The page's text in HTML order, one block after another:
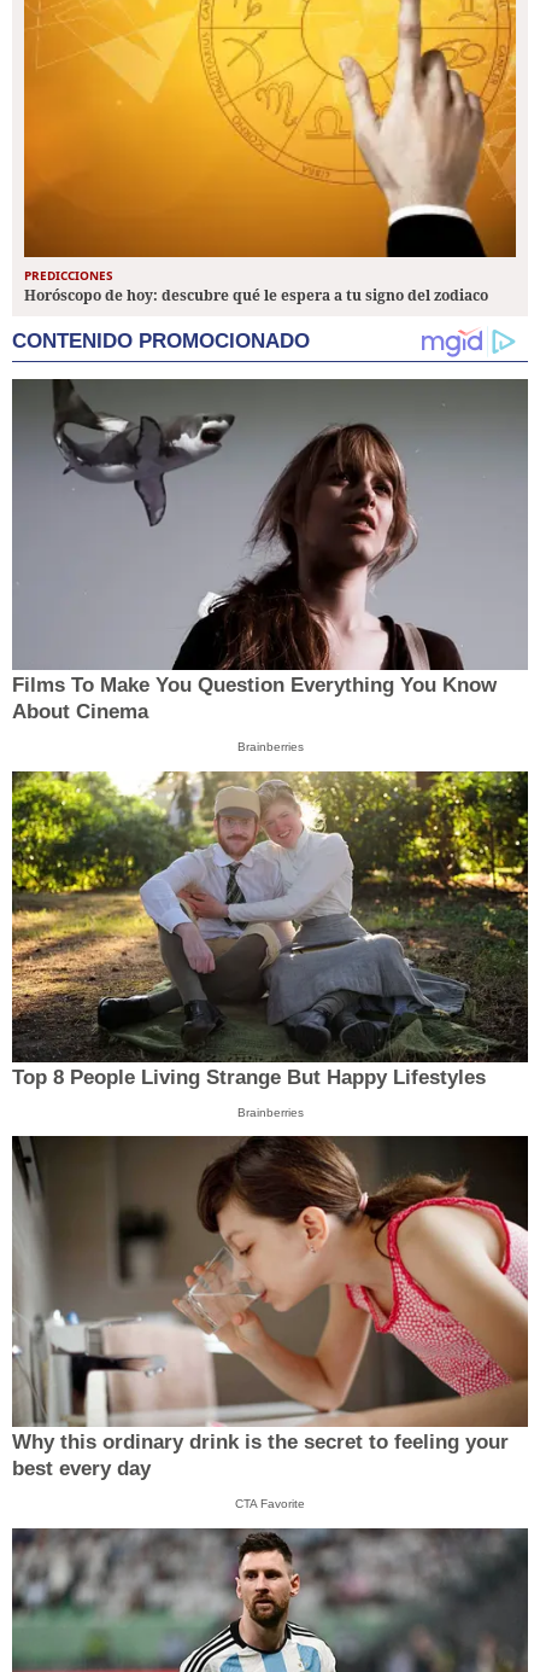
PREDICCIONES
Horóscopo de hoy: descubre qué le espera a tu signo del zodiaco
CONTENIDO PROMOCIONADO
Films To Make You Question Everything You Know
About Cinema
Brainberries
Top 8 People Living Strange But Happy Lifestyles
Brainberries
Why this ordinary drink is the secret to feeling your
best every day
CTA Favorite